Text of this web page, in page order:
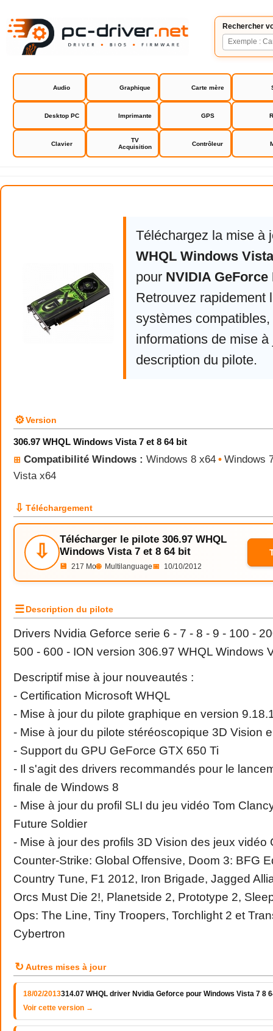
Rechercher
Audio Graphique Carte mère
Desktop PC Imprimante GPS
Clavier
TV
Acquisition
Contrôleur
NVIDIA GeForce Driver
Téléchargez la mise à
WHQL Windows
pour NVIDIA
Retrouvez rapidement
systèmes compatibles,
informations de mise à
description du pilote.
⚙Version
306.97 WHQL Windows Vista 7 et 8 64 bit
⊞ Compatibilité Windows : Windows 8 x64 • Windows
Vista x64
⇩ Téléchargement
⇩
Télécharger le pilote 306.97 WHQL
Windows Vista 7 et 8 64 bit
💾 217 Mo🌐 Multilanguage📅 10/10/2012
☰Description du pilote
Drivers Nvidia Geforce serie 6 - 7 - 8 - 9 - 100 -
500 - 600 - ION version 306.97 WHQL Windows
Descriptif mise à jour nouveautés :
- Certification Microsoft WHQL
- Mise à jour du pilote graphique en version
- Mise à jour du pilote stéréoscopique 3D Vision
- Support du GPU GeForce GTX 650 Ti
- Il s'agit des drivers recommandés pour le
finale de Windows 8
- Mise à jour du profil SLI du jeu vidéo Tom
Future Soldier
- Mise à jour des profils 3D Vision des jeux vidéo
Counter-Strike: Global Offensive, Doom 3: BFG
Country Tune, F1 2012, Iron Brigade, Jagged
Orcs Must Die 2!, Planetside 2, Prototype 2,
Ops: The Line, Tiny Troopers, Torchlight 2 et
Cybertron
↻ Autres mises à jour
18/02/2013314.07 WHQL driver Nvidia Geforce pour Windows Vista 7 8
Voir cette version →